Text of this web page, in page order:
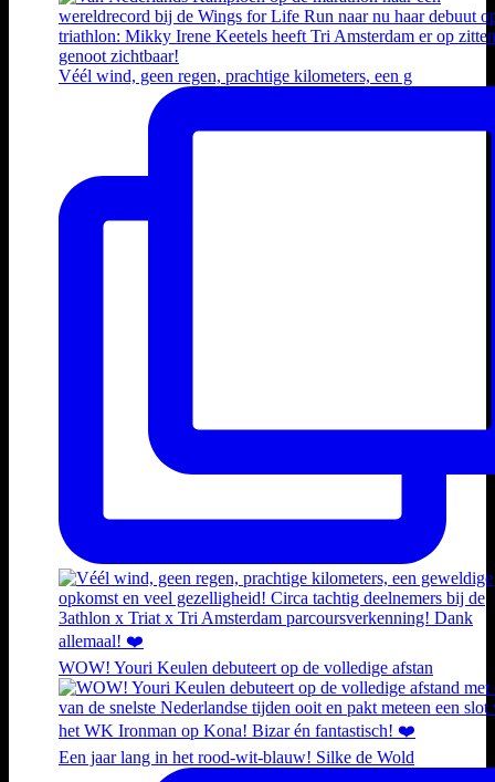
Véél wind, geen regen, prachtige kilometers, een g
WOW! Youri Keulen debuteert op de volledige afstan
Een jaar lang in het rood-wit-blauw! Silke de Wold